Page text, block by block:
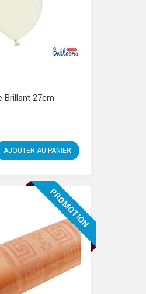
Brillant 27cm
AJOUTER AU PANIER
PROMOTION